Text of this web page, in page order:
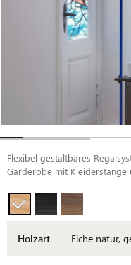
Flexibel gestaltbares
Garderobe mit Kleiderstange
Holzart Eiche natur,